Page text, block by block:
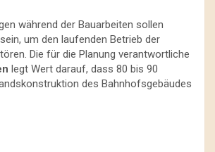
während der Bauarbeiten sollen
um den laufenden Betrieb der
Die für die Planung verantwortliche
legt Wert darauf, dass 80 bis 90
des Bahnhofsgebäudes